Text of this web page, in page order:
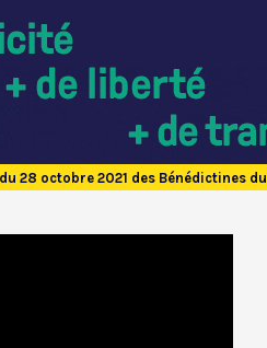
28 octobre 2021 des Bénédictines